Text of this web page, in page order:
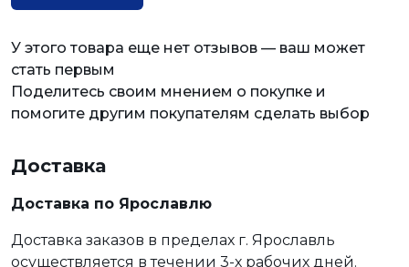
У этого товара еще нет отзывов — ваш может
стать первым
Поделитесь своим мнением о покупке и
помогите другим покупателям сделать выбор
Доставка
Доставка по Ярославлю
Доставка заказов в пределах г. Ярославль
осуществляется в течении 3-х рабочих дней.